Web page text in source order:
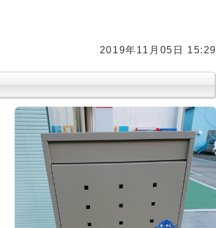
2019年11月05日 15:29